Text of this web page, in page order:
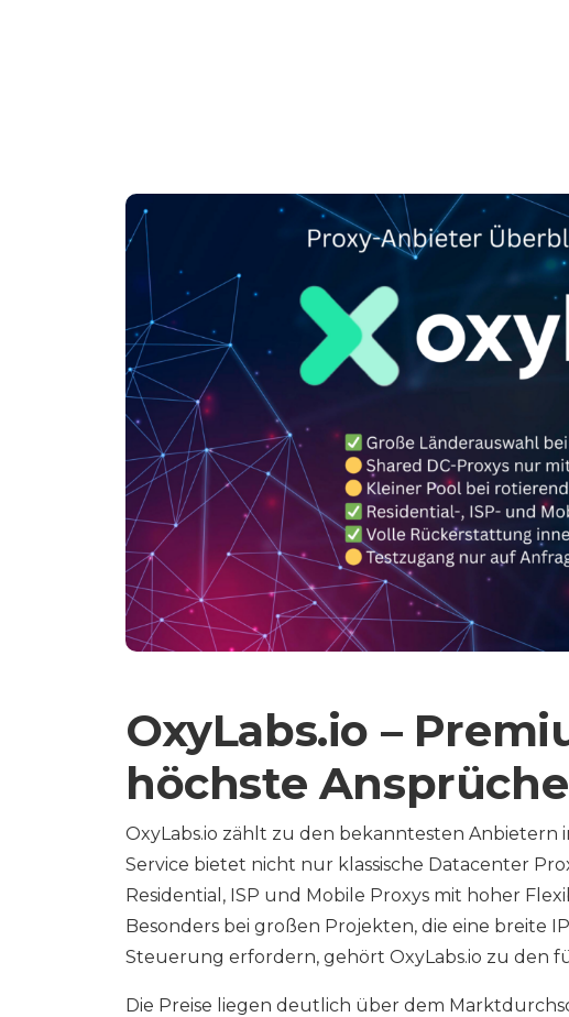
OxyLabs.io –
höchste Ansprüche
OxyLabs.io zählt zu den bekanntesten
Service bietet nicht nur klassische Datacenter
Residential, ISP und Mobile Proxys mit hoher
Besonders bei großen Projekten, die eine breite
Steuerung erfordern, gehört OxyLabs.io zu den
Die Preise liegen deutlich über dem